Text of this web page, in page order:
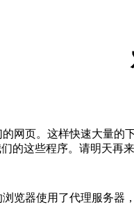
网页。这样快速大量的
的这些程序。请明天再来
览器使用了代理服务器